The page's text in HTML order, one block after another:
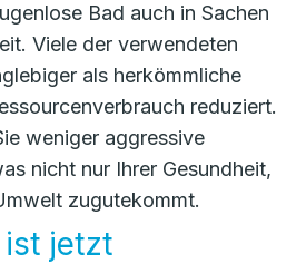
Bad auch in Sachen
Viele der verwendeten
als herkömmliche
reduziert.
weniger aggressive
nicht nur Ihrer Gesundheit,
zugutekommt.
jetzt